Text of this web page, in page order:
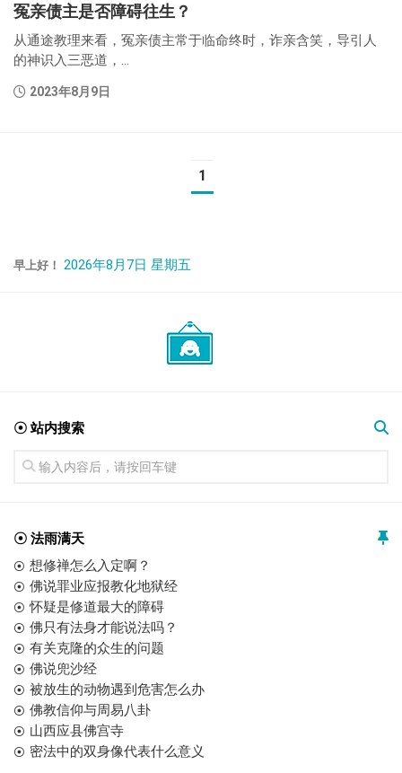
冤亲债主是否障碍往生？
从通途教理来看，冤亲债主常于临命终时，诈亲含笑，导引人
的神识入三恶道，...
2023年8月9日
1
早上好！ 2026年8月7日 星期五
☉ 站内搜索
☉ 法雨满天
想修禅怎么入定啊？
佛说罪业应报教化地狱经
怀疑是修道最大的障碍
佛只有法身才能说法吗？
有关克隆的众生的问题
佛说兜沙经
被放生的动物遇到危害怎么办
佛教信仰与周易八卦
山西应县佛宫寺
密法中的双身像代表什么意义